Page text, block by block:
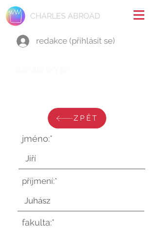
CHARLES ABROAD
redakce (přihlásit se)
ZPĚT
jméno:*
příjmení:*
fakulta:*